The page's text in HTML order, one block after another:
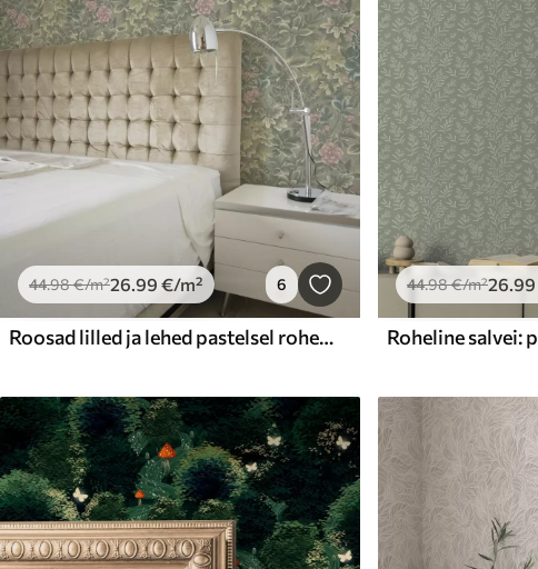
44.98€/m²26.99 €/m² 6
Roosad lilled ja lehed pastelsel rohelisel taustal
44.98€/m²26.99